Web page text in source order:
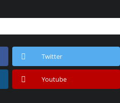
Twitter
Youtube